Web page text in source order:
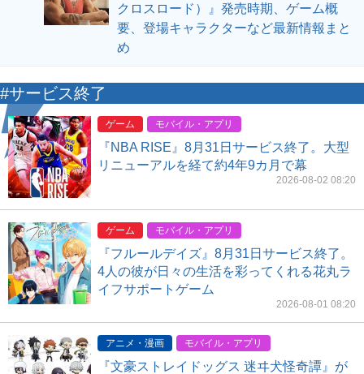
クロスロード）』発売時期、ゲーム概
要、登場キャラクターなど最新情報まと
め
#サービス終了
ゲーム モバイル・アプリ
『NBA RISE』8月31日サービス終了。大型
リニューアルを経て約4年9カ月で幕
2026-08-02 08:20
ゲーム モバイル・アプリ
『フルールデイズ』8月31日サービス終了。
4人の彼が日々の生活を彩ってくれる花丸ラ
イフサポートゲーム
2026-08-01 08:20
アニメ・漫画 モバイル・アプリ
『文豪ストレイドッグス 迷ヰ犬怪奇譚』が